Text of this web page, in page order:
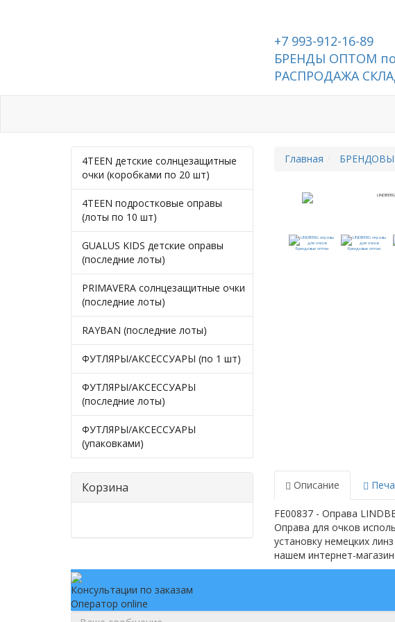
+7 993-912-16-89
БРЕНДЫ ОПТОМ по
РАСПРОДАЖА
4TEEN детские солнцезащитные
очки (коробками по 20 шт)
4TEEN подростковые оправы
(лоты по 10 шт)
GUALUS KIDS детские оправы
(последние лоты)
PRIMAVERA солнцезащитные очки
(последние лоты)
RAYBAN (последние лоты)
ФУТЛЯРЫ/АКСЕССУАРЫ (по 1 шт)
ФУТЛЯРЫ/АКСЕССУАРЫ
(последние лоты)
ФУТЛЯРЫ/АКСЕССУАРЫ
(упаковками)
Корзина
Главная
Описание
FE00837 - Оправа
Оправа для очков
установку немецких
нашем интернет-
Консультации по заказам
Оператор online